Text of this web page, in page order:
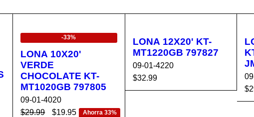
-33%
LONA 10X20'
VERDE
CHOCOLATE KT-
MT1020GB 797805
09-01-4020
$29.99 $19.95 Ahorra 33%
LONA 12X20' KT-
MT1220GB 797827
09-01-4220
$32.99
AÑADIR AL CA
VISTA
$